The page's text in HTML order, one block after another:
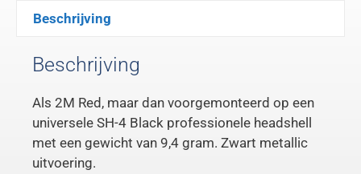
Beschrijving
Beschrijving
Als 2M Red, maar dan voorgemonteerd op een
universele SH-4 Black professionele headshell
met een gewicht van 9,4 gram. Zwart metallic
uitvoering.